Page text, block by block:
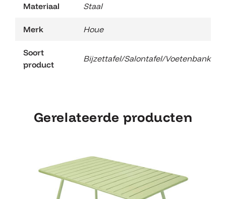
Materiaal Staal
Merk Houe
Soort
product
Bijzettafel/Salontafel/Voetenbank
Gerelateerde producten